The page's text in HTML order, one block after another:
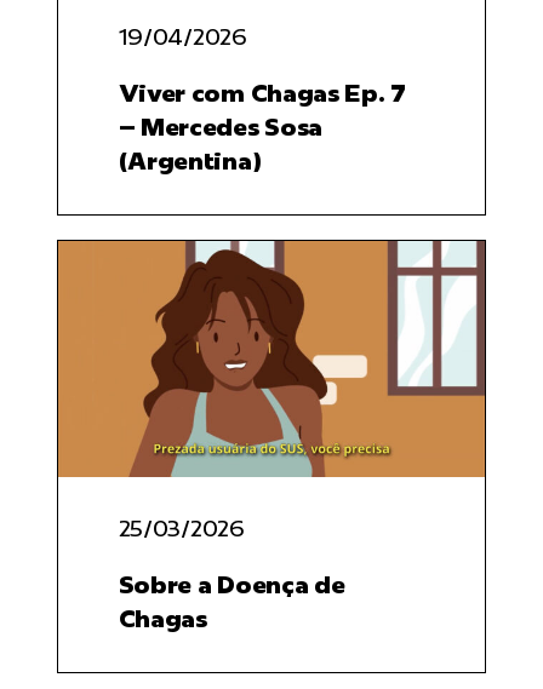
19/04/2026
Viver com Chagas Ep. 7
– Mercedes Sosa
(Argentina)
25/03/2026
Sobre a Doença de
Chagas